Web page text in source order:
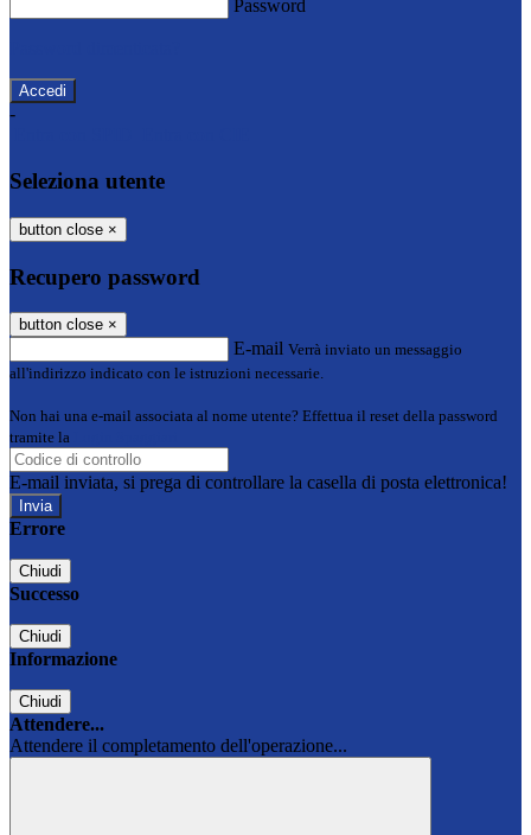
Password
-
Seleziona utente
button close ×
Recupero password
button close ×
E-mail Verrà inviato un messaggio
all'indirizzo indicato con le istruzioni necessarie.
Non hai una e-mail associata al nome utente? Effettua il reset della password
tramite la
E-mail inviata, si prega di controllare la casella di posta elettronica!
Errore
Chiudi
Successo
Chiudi
Informazione
Chiudi
Attendere...
Attendere il completamento dell'operazione...